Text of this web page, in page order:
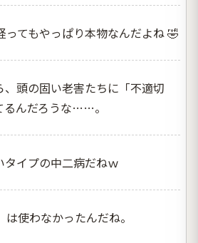
ってもやっぱり本物なんだよね 🤣
、頭の固い老害たちに「不適切
るんだろうな……。
イプの中二病だねｗ
は使わなかったんだね。